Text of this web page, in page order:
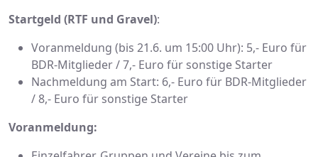
Startgeld (RTF und Gravel):
Voranmeldung (bis 21.6. um 15:00 Uhr): 5,- Euro für
BDR-Mitglieder / 7,- Euro für sonstige Starter
Nachmeldung am Start: 6,- Euro für BDR-Mitglieder
/ 8,- Euro für sonstige Starter
Voranmeldung: